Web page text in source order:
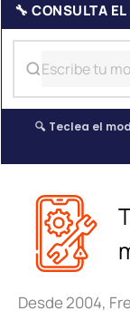
🔧 CONSULTA
🔍 Teclea el
Desde 2004,